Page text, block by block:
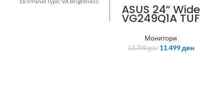
ASUS 24“ Wide
VG249Q1A TUF
Gaming Panel
Size: Wide
Screen
23.8“(60.5cm)
Монитори
13.799ден 11.499ден